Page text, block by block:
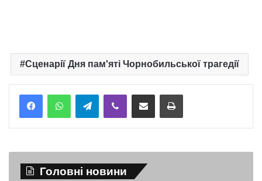
Сценарії Дня пам'яті Чорнобильської трагедії
TelegramViber Надіслати електронною поштоюНадрукувати
Головні новини